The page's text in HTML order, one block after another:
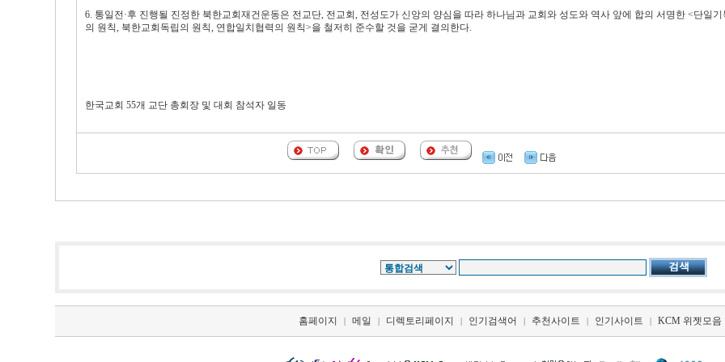
6. 통일전·후 진행될 진정한 북한교회재건운동은 전교단, 전교회, 전성도가 신앙의 양심을 따라 하나님과 교회와 성도와 역사 앞에 합의 서명한 <단일
의 원칙, 북한교회독립의 원칙, 연합일치협력의 원칙>을 철저히 준수할 것을 굳게 결의한다.
한국교회 55개 교단 총회장 및 대회 참석자 일동
홈페이지 | 메일 | 디렉토리페이지 | 인기검색어 | 추천사이트 | 인기사이트 | KCM 위젯모음